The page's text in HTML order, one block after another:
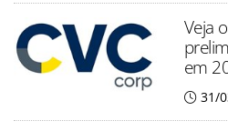
Veja
em
31/